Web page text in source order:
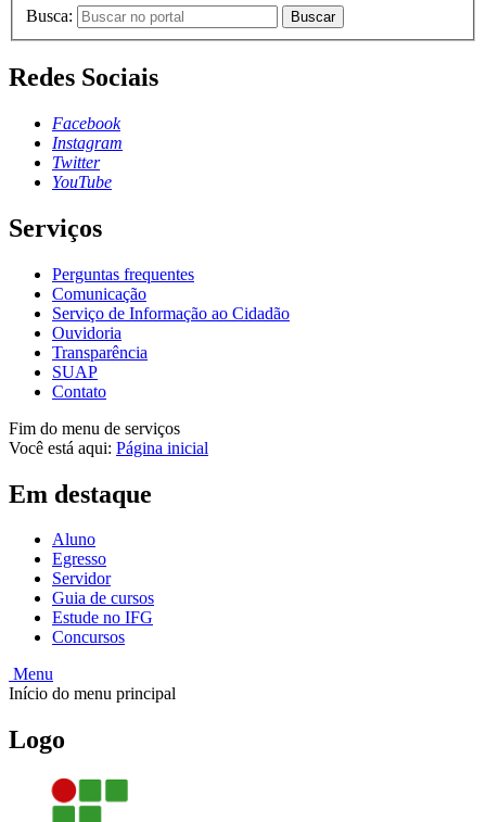
Busca: Buscar
Redes Sociais
Facebook
Instagram
Twitter
YouTube
Serviços
Perguntas frequentes
Comunicação
Serviço de Informação ao Cidadão
Ouvidoria
Transparência
SUAP
Contato
Fim do menu de serviços
Você está aqui: Página inicial
Em destaque
Aluno
Egresso
Servidor
Guia de cursos
Estude no IFG
Concursos
Menu
Início do menu principal
Logo